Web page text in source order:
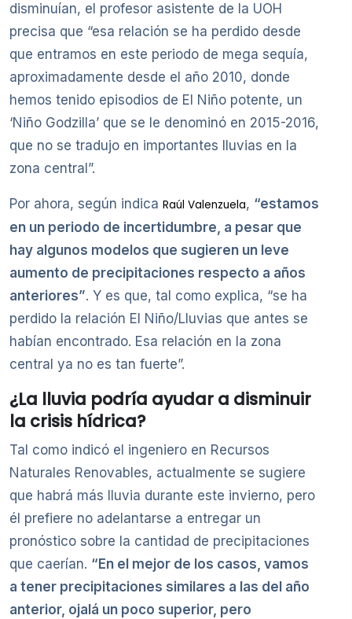
disminuían, el profesor asistente de la UOH
precisa que “esa relación se ha perdido desde
que entramos en este periodo de mega sequía,
aproximadamente desde el año 2010, donde
hemos tenido episodios de El Niño potente, un
‘Niño Godzilla’ que se le denominó en 2015-2016,
que no se tradujo en importantes lluvias en la
zona central”.
Por ahora, según indica Raúl Valenzuela, “estamos
en un periodo de incertidumbre, a pesar que
hay algunos modelos que sugieren un leve
aumento de precipitaciones respecto a años
anteriores”. Y es que, tal como explica, “se ha
perdido la relación El Niño/Lluvias que antes se
habían encontrado. Esa relación en la zona
central ya no es tan fuerte”.
¿La lluvia podría ayudar a disminuir
la crisis hídrica?
Tal como indicó el ingeniero en Recursos
Naturales Renovables, actualmente se sugiere
que habrá más lluvia durante este invierno, pero
él prefiere no adelantarse a entregar un
pronóstico sobre la cantidad de precipitaciones
que caerían. “En el mejor de los casos, vamos
a tener precipitaciones similares a las del año
anterior, ojalá un poco superior, pero